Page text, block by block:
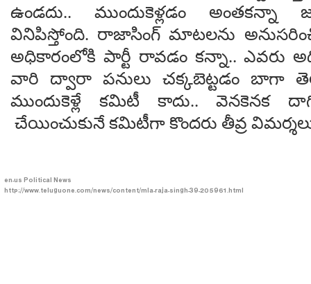
ఉండ‌దు.. ముందుకెళ్ల‌డం అంత‌క‌న్నా
వినిపిస్తోంది. రాజాసింగ్ మాట‌ల‌ను
అధికారంలోకి పార్టీ రావ‌డం క‌న్నా..
వారి ద్వారా ప‌నులు చ‌క్క‌బెట్ట‌డం బాగా
ముందుకెళ్లే క‌మిటీ కాదు.. వెన‌కెన‌క
చేయించుకునే క‌మిటీగా కొంద‌రు తీవ్ర విమ‌ర్శ‌లు
en-usPolitical News
http://www.teluguone.com/news/content/mla-raja-singh-39-205961.html